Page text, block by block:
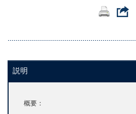
説明
概要：